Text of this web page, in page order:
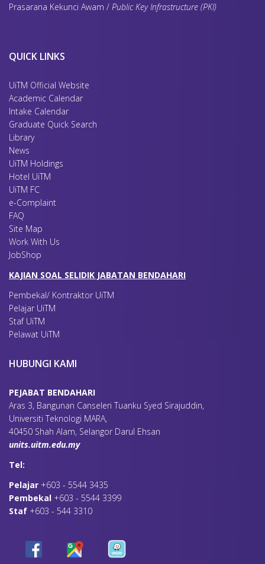
Prasarana Kekunci Awam / Public Key Infrastructure (PKI)
QUICK LINKS
UiTM Official Website
Academic Calendar
Intake Calendar
Graduate Quick Search
Library
News
UiTM Holdings
Hotel UiTM
UiTM FC
e-Complaint
FAQ
Site Map
Work With Us
JobShop
KAJIAN SOAL SELIDIK JABATAN BENDAHARI
Pembekal/ Kontraktor UiTM
Pelajar UiTM
Staf UiTM
Pelawat UiTM
HUBUNGI KAMI
PEJABAT BENDAHARI
Aras 3, Bangunan Canseleri Tuanku Syed Sirajuddin,
Universiti Teknologi MARA,
40450 Shah Alam, Selangor Darul Ehsan
units.uitm.edu.my
Tel:
Pelajar +603 - 5544 3435
Pembekal +603 - 5544 3399
Staf +603 - 544 3310